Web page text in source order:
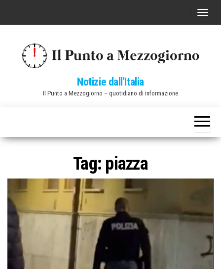
C
a
v
a
o
e
Notizie dall'Italia
Il Punto a Mezzogiorno – quotidiano di informazione
Tag: piazza